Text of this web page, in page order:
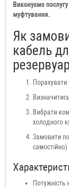
Виконуємо
муфтування.
Як
кабель
Порахувати
Вибрати
холодного
Замовити
самостійно)